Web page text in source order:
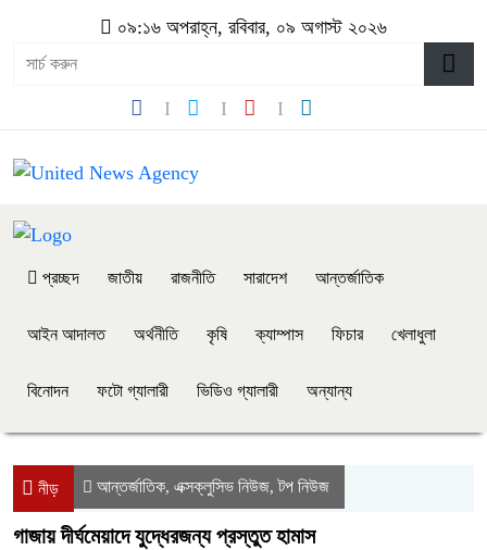
০৯:১৬ অপরাহ্ন, রবিবার, ০৯ অগাস্ট ২০২৬
প্রচ্ছদ জাতীয় রাজনীতি সারাদেশ আন্তর্জাতিক
আইন আদালত অর্থনীতি কৃষি ক্যাম্পাস ফিচার খেলাধুলা
বিনোদন ফটো গ্যালারী ভিডিও গ্যালারী অন্যান্য
নীড় আন্তর্জাতিক, এক্সক্লুসিভ নিউজ,টপ নিউজ
গাজায় দীর্ঘমেয়াদে যুদ্ধেরজন্য প্রস্তুত হামাস